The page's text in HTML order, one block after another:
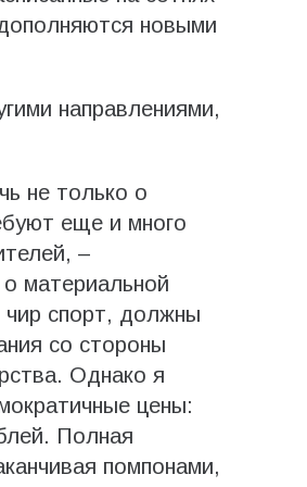
новыми
направлениями,
не только о
еще и много
–
материальной
спорт, должны
со стороны
Однако я
цены:
Полная
помпонами,